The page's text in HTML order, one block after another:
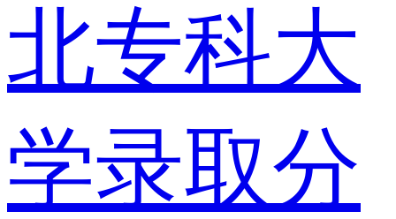
北专科大
学录取分